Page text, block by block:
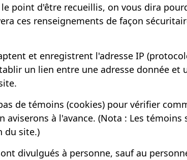
point d'être recueillis, on vous dira
ces renseignements de façon
et enregistrent l'adresse IP
un lien entre une adresse donnée
de témoins (cookies) pour vérifier
à l'avance. (Nota : Les
du site.)
divulgués à personne, sauf au